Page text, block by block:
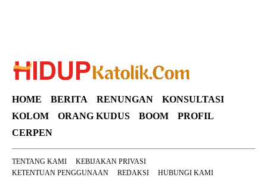
HOME BERITA RENUNGAN
KONSULTASI
KOLOM
ORANG KUDUS BOOM
PROFIL
CERPEN
TENTANG KAMI
KEBIJAKAN PRIVASI
KETENTUAN PENGGUNAAN
REDAKSI HUBUNGI KAMI